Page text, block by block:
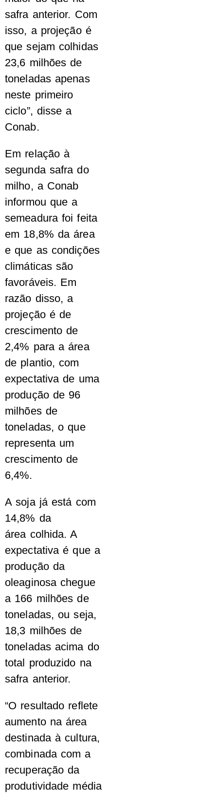
safra anterior. Com
isso, a projeção é
que sejam colhidas
23,6 milhões de
toneladas apenas
neste primeiro
ciclo”, disse a
Conab.
Em relação à
segunda safra do
milho, a Conab
informou que a
semeadura foi feita
em 18,8% da área
e que as condições
climáticas são
favoráveis. Em
razão disso, a
projeção é de
crescimento de
2,4% para a área
de plantio, com
expectativa de uma
produção de 96
milhões de
toneladas, o que
representa um
crescimento de
6,4%.
A soja já está com
14,8% da
área colhida. A
expectativa é que a
produção da
oleaginosa chegue
a 166 milhões de
toneladas, ou seja,
18,3 milhões de
toneladas acima do
total produzido na
safra anterior.
“O resultado reflete
aumento na área
destinada à cultura,
combinada com a
recuperação da
produtividade média